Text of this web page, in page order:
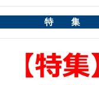
特 集